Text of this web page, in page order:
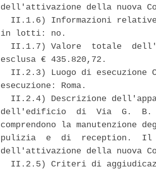
dell'attivazione della nuova
II.1.6) Informazioni
in lotti: no.
II.1.7) Valore  totale
esclusa € 435.820,72.
II.2.3) Luogo di esecuzione
esecuzione: Roma.
II.2.4) Descrizione
dell'edificio  di  Via  G.  B.
comprendono la
pulizia  e  di  reception.  Il
dell'attivazione della nuova
II.2.5) Criteri di